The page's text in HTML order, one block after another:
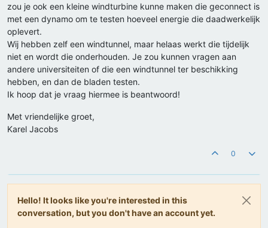
zou je ook een kleine windturbine kunne maken die geconnect is
met een dynamo om te testen hoeveel energie die daadwerkelijk
oplevert.
Wij hebben zelf een windtunnel, maar helaas werkt die tijdelijk
niet en wordt die onderhouden. Je zou kunnen vragen aan
andere universiteiten of die een windtunnel ter beschikking
hebben, en dan de bladen testen.
Ik hoop dat je vraag hiermee is beantwoord!
Met vriendelijke groet,
Karel Jacobs
0
Hello! It looks like you're interested in this
conversation, but you don't have an account yet.